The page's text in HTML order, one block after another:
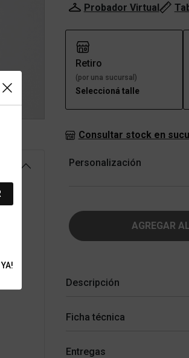
Probador Virtual
Retiro
(por una sucursal)
Seleccioná talle
Consultar stock en
Personalización
AGREGAR
Descripción
Ficha técnica
Entregas